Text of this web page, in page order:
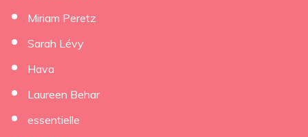
Miriam Peretz
Sarah Lévy
Hava
Laureen Behar
essentielle